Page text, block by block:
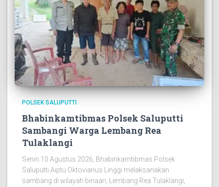
POLSEK SALUPUTTI
Bhabinkamtibmas Polsek Saluputti
Sambangi Warga Lembang Rea
Tulaklangi
Senin 10 Agustus 2026, Bhabinkamtibmas Polsek
Saluputti Aiptu Oktovianus Linggi melaksanakan
sambang di wilayah binaan, Lembang Rea Tulaklangi,